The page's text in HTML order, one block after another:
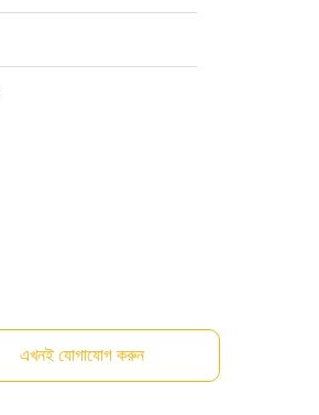
এখনই যোগাযোগ করুন